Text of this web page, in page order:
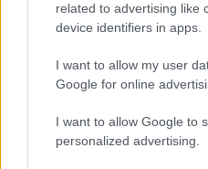
related to advertising like
device identifiers in apps.
I want to allow my user
Google for online
I want to allow Google to
personalized advertising.